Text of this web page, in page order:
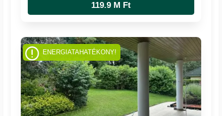
119.9 M Ft
ENERGIATAHATÉKONY!